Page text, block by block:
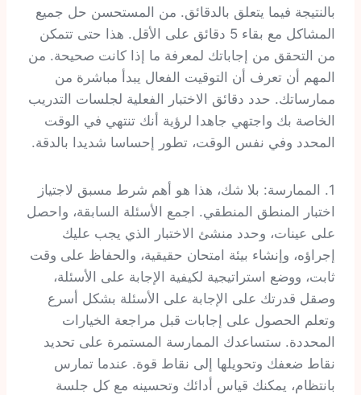
بالنتيجة فيما يتعلق بالدقائق. من المستحسن حل جميع
المشاكل مع بقاء 5 دقائق على الأقل. هذا حتى تتمكن
من التحقق من إجاباتك لمعرفة ما إذا كانت صحيحة. من
المهم أن تعرف أن التوقيت الفعال يبدأ مباشرة من
ممارساتك. حدد دقائق الاختبار الفعلية لجلسات التدريب
الخاصة بك واجتهي جاهدا لرؤية أنك تنتهي في الوقت
المحدد وفي نفس الوقت، تطور إحساسا شديدا بالدقة.
1. الممارسة: بلا شك، هذا هو أهم شرط مسبق لاجتياز
اختبار المنطق المنطقي. اجمع الأسئلة السابقة، واحصل
على عينات، وحدد منشئ الاختبار الذي يجب عليك
إجراؤه، وإنشاء بيئة امتحان حقيقية، والحفاظ على وقت
ثابت، ووضع استراتيجية لكيفية الإجابة على الأسئلة،
وصقل قدرتك على الإجابة على الأسئلة بشكل أسرع
وتعلم الحصول على إجابات قبل مراجعة الخيارات
المحددة. ستساعدك الممارسة المستمرة على تحديد
نقاط ضعفك وتحويلها إلى نقاط قوة. عندما تمارس
بانتظام، يمكنك قياس أدائك وتحسينه مع كل جلسة